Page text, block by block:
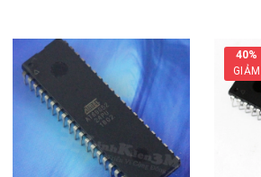
40%
GIẢM